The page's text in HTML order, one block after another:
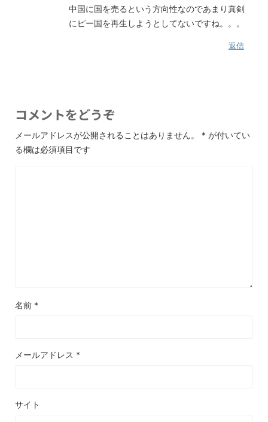
中国に国を売るという方向性なのであまり真剣
にピー国を再生しようとしてないですね。。。
返信
コメントをどうぞ
メールアドレスが公開されることはありません。 * が付いてい
る欄は必須項目です
名前 *
メールアドレス *
サイト